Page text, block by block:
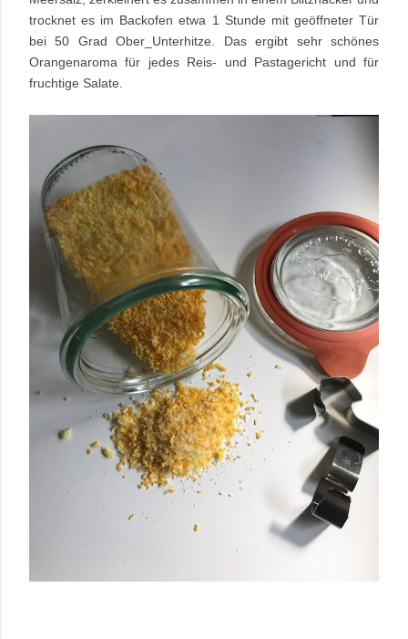
trocknet es im Backofen etwa 1 Stunde mit geöffneter Tür
bei 50 GradOber_Unterhitze. Das ergibt sehr schönes
Orangenaroma für jedes Reis- und Pastagericht und für
fruchtige Salate.